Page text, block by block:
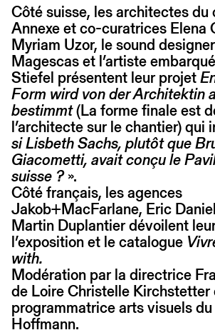
Côté suisse, les architectes
Annexe et co-curatrices Elena
Myriam Uzor, le sound
Magescas et l’artiste
Stiefel présentent leur projet
Form wird von der Architektin
bestimmt(La forme finale est
l’architecte sur le chantier) qui
si Lisbeth Sachs, plutôt que
Giacometti, avait conçu le
suisse ?».
Côté français, les agences
Jakob+MacFarlane, Eric
Martin Duplantier dévoilent
l’exposition et le catalogue
with.
Modération par la directrice
de Loire Christelle Kirchstetter
programmatrice arts visuels
Hoffmann.